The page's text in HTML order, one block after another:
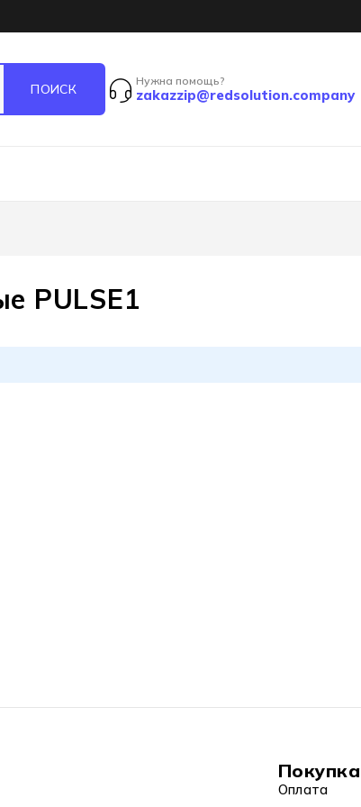
Нужна помощь?
zakazzip@redsolution.company
PULSE1
Покупка
Оплата